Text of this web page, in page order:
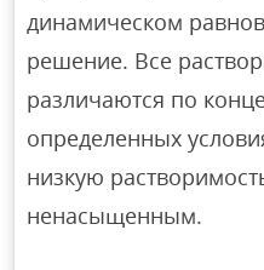
динамическом
решение. Все
различаются по
определенных
низкую
ненасыщенным.